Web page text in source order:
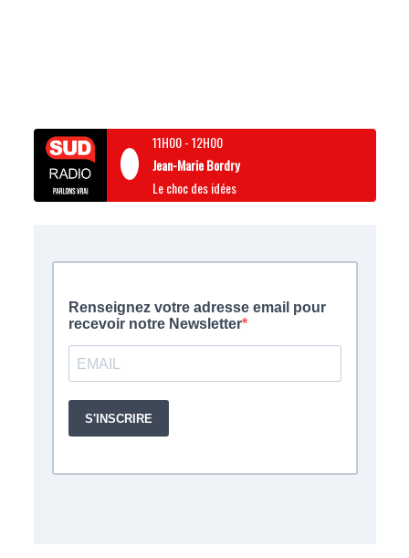
11H00-12H00
Jean-Marie Bordry
Le choc des idées